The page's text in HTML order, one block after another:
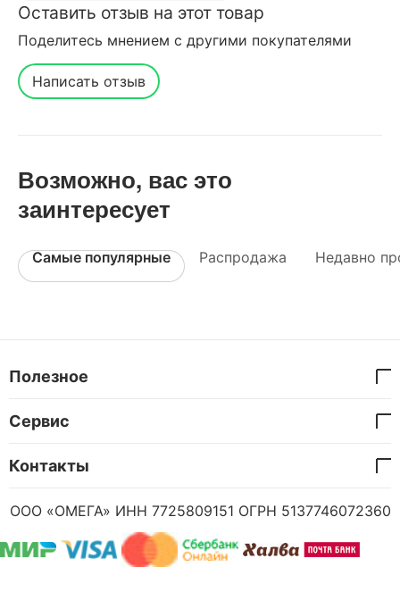
Оставить отзыв на этот товар
Поделитесь мнением с другими покупателями
Написать отзыв
Возможно, вас это
заинтересует
Самые популярные Распродажа Недавно
Полезное
Сервис
Контакты
ООО «ОМЕГА» ИНН 7725809151 ОГРН 5137746072360